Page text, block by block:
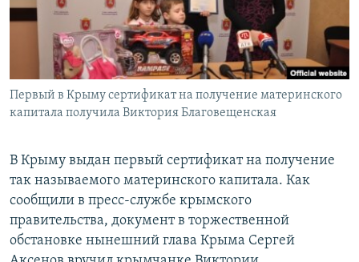
ПОБЕДИТЕЛЕЙ НЕ СУДЯТ?
КРЫМ.НЕПОКОРЕННЫЙ
ELIFBE
УКРАИНСКАЯ ПРОБЛЕМА КРЫМА
ПРИСОЕДИНЯЙТЕСЬ!
Все сайты RFE/RL
Первый в Крыму сертификат на получение материнского
капитала получила Виктория Благовещенская
В Крыму выдан первый сертификат на получение
так называемого материнского капитала. Как
сообщили в пресс-службе крымского
правительства, документ в торжественной
обстановке нынешний глава Крыма Сергей